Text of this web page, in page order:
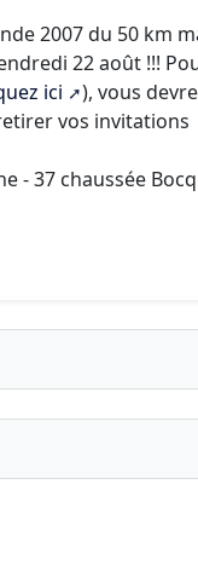
2007 du 50 km
22 août !!!
ici
), vous
vos invitations
- 37 chaussée